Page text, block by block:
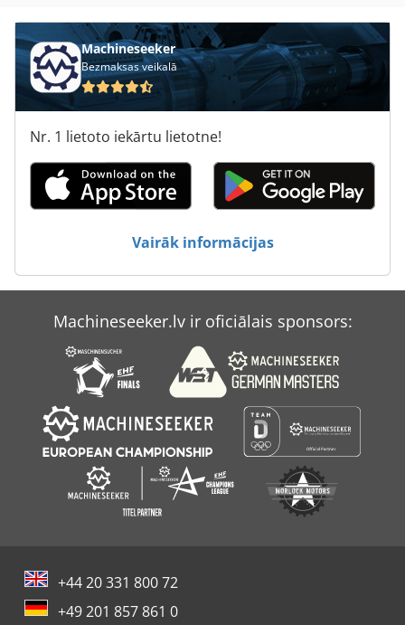
Ppl
Pulēšanas Mašīna
Pulēšanas Mašīnas
Pārtikas Mašīna
Pārtīšanu Mašīna
Zett Putru Tehnoloģiju Gmbh
Zoller
Zoller Germany
Machineseeker
Bezmaksas veikalā
Nr. 1 lietoto iekārtu lietotne!
Vairāk informācijas
Machineseeker.lv ir oficiālais sponsors:
+44 20 331 800 72
+49 201 857 861 0